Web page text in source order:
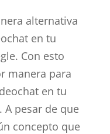
alternativa
en tu
Con esto
manera para
en tu
pesar de que
concepto que